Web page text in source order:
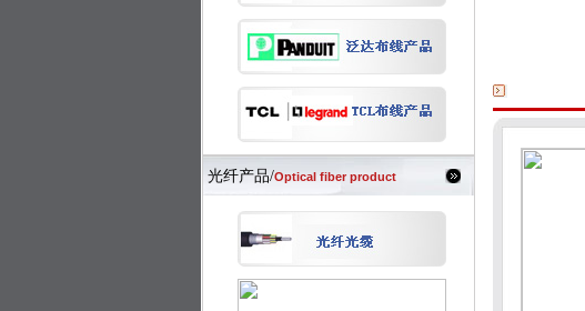
光纤产品/Optical fiber product